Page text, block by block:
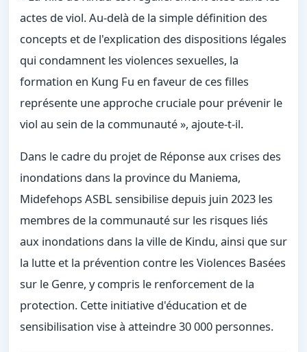
actes de viol. Au-delà de la simple définition des
concepts et de l'explication des dispositions légales
qui condamnent les violences sexuelles, la
formation en Kung Fu en faveur de ces filles
représente une approche cruciale pour prévenir le
viol au sein de la communauté », ajoute-t-il.
Dans le cadre du projet de Réponse aux crises des
inondations dans la province du Maniema,
Midefehops ASBL sensibilise depuis juin 2023 les
membres de la communauté sur les risques liés
aux inondations dans la ville de Kindu, ainsi que sur
la lutte et la prévention contre les Violences Basées
sur le Genre, y compris le renforcement de la
protection. Cette initiative d'éducation et de
sensibilisation vise à atteindre 30 000 personnes.